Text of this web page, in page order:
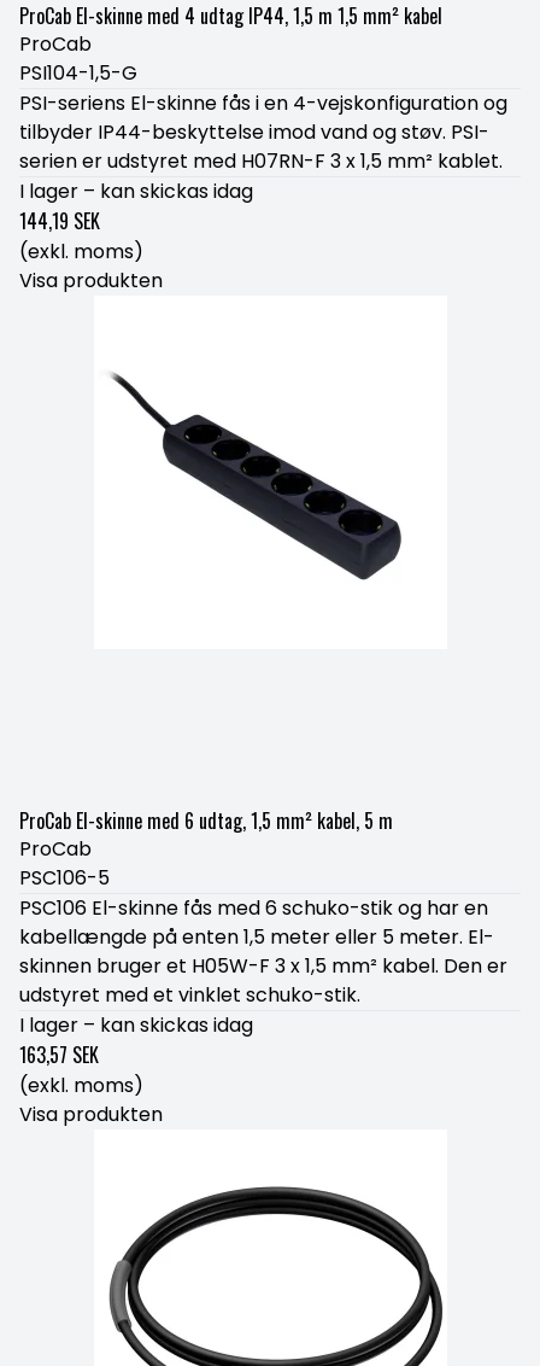
ProCab El-skinne med 4 udtag IP44, 1,5 m 1,5 mm² kabel
ProCab
PSI104-1,5-G
PSI-seriens El-skinne fås i en 4-vejskonfiguration og
tilbyder IP44-beskyttelse imod vand og støv. PSI-
serien er udstyret med H07RN-F 3 x 1,5 mm² kablet.
I lager – kan skickas idag
144,19 SEK
(exkl. moms)
Visa produkten
ProCab El-skinne med 6 udtag, 1,5 mm² kabel, 5 m
ProCab
PSC106-5
PSC106 El-skinne fås med 6 schuko-stik og har en
kabellængde på enten 1,5 meter eller 5 meter. El-
skinnen bruger et H05W-F 3 x 1,5 mm² kabel. Den er
udstyret med et vinklet schuko-stik.
I lager – kan skickas idag
163,57 SEK
(exkl. moms)
Visa produkten